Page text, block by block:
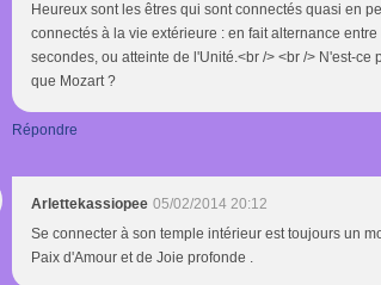
Heureux sont les êtres qui sont connectés quasi en
connectés à la vie extérieure : en fait alternance
secondes, ou atteinte de l'Unité.<br /> <br /> N'est-
que Mozart ?
Répondre
Arlettekassiopee 05/02/2014 20:12
Se connecter à son temple intérieur est toujours un
Paix d'Amour et de Joie profonde .